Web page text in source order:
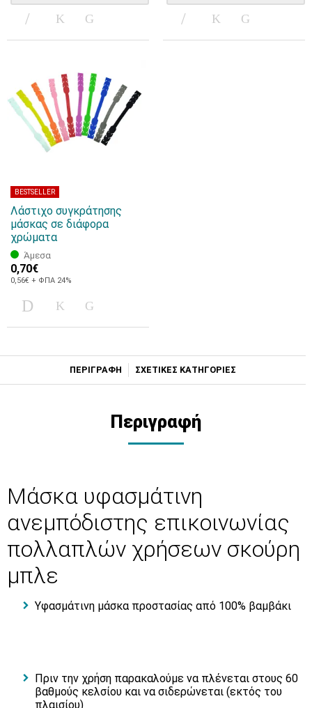
BESTSELLER
Λάστιχo συγκράτησης
μάσκας σε διάφορα
χρώματα
Άμεσα
0,70€
0,56€ + ΦΠΑ 24%
ΠΕΡΙΓΡΑΦΗ ΣΧΕΤΙΚΕΣ ΚΑΤΗΓΟΡΙΕΣ
Περιγραφή
Μάσκα υφασμάτινη
ανεμπόδιστης επικοινωνίας
πολλαπλών χρήσεων σκούρη
μπλε
Υφασμάτινη μάσκα προστασίας από 100% βαμβάκι
Πριν την χρήση παρακαλούμε να πλένεται στους 60
βαθμούς κελσίου και να σιδερώνεται (εκτός του
πλαισίου)